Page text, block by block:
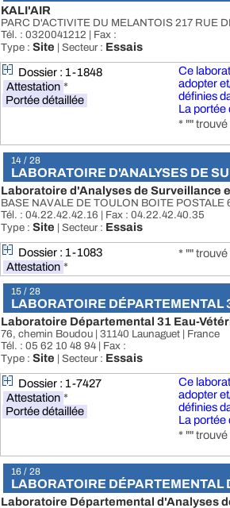
KALI'AIR
PARC D'ACTIVITE DU MELANTOIS 217 RUE
Tél. : 0320041212 | Fax :
Type : Site | Secteur : Essais
Dossier : 1-1848
Attestation *
Portée détaillée
Ce
adopter
définies
La portée
* ""
14 / 28
LABORATOIRE D'ANALYSES DE
Laboratoire d'Analyses de Surveillance
BASE NAVALE DE TOULON BOITE
Tél. : 04.22.42.42.16 | Fax : 04.22.42.40.35
Type : Site | Secteur : Essais
Dossier : 1-1083
Attestation *
* ""
15 / 28
LABORATOIRE DÉPARTEMENTAL
Laboratoire Départemental 31 Eau-
76, chemin Boudou | 31140 Launaguet | France
Tél. : 05 62 10 48 94 | Fax :
Type : Site | Secteur : Essais
Dossier : 1-7427
Attestation *
Portée détaillée
Ce
adopter
définies
La portée
* ""
16 / 28
LABORATOIRE DÉPARTEMENTAL
Laboratoire Départemental d'Analyses